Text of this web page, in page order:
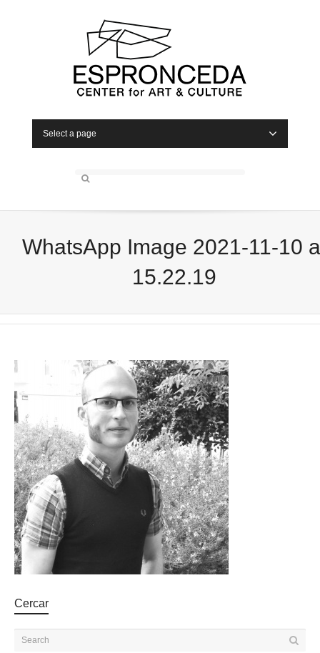
Select a page
WhatsApp Image 2021-11-10
15.22.19
Cercar